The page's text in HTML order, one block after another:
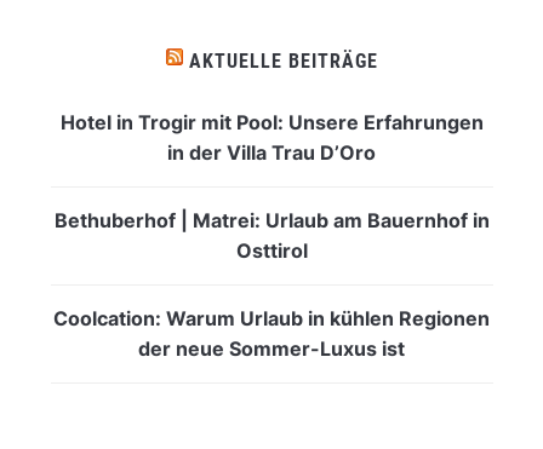
AKTUELLE BEITRÄGE
Hotel in Trogir mit Pool: Unsere Erfahrungen
in der Villa Trau D’Oro
Bethuberhof | Matrei: Urlaub am Bauernhof in
Osttirol
Coolcation: Warum Urlaub in kühlen Regionen
der neue Sommer-Luxus ist